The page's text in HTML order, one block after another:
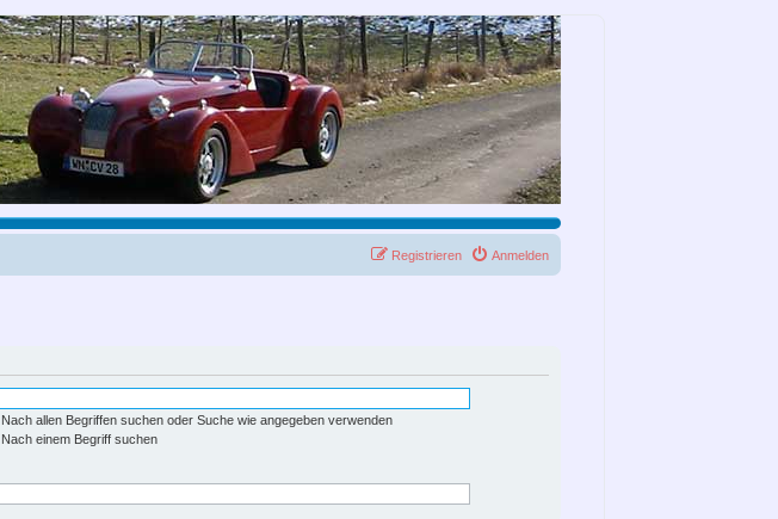
Anmelden
Registrieren
Nach allen Begriffen suchen oder Suche wie angegeben verwenden
Nach einem Begriff suchen